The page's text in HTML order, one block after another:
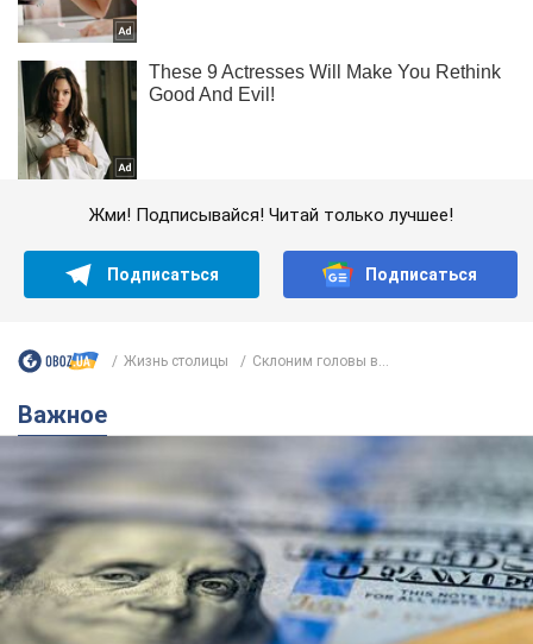
Жми! Подписывайся! Читай только лучшее!
Подписаться Подписаться
Жизнь столицы Склоним головы в...
Важное